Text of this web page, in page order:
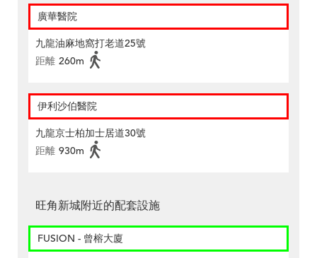
廣華醫院
九龍油麻地窩打老道25號
距離 260m
伊利沙伯醫院
九龍京士柏加士居道30號
距離 930m
旺角新城附近的配套設施
FUSION - 曾榕大廈